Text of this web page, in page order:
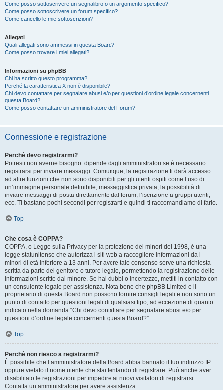
Come posso sottoscrivere un segnalibro o un argomento specifico?
Come posso sottoscrivere un forum specifico?
Come cancello le mie sottoscrizioni?
Allegati
Quali allegati sono ammessi in questa Board?
Come posso trovare i miei allegati?
Informazioni su phpBB
Chi ha scritto questo programma?
Perché la caratteristica X non è disponibile?
Chi devo contattare per segnalare abusi e/o per questioni d’ordine legale concernenti
questa Board?
Come posso contattare un amministratore del Forum?
Connessione e registrazione
Perché devo registrarmi?
Potresti non averne bisogno: dipende dagli amministratori se è necessario
registrarsi per inviare messaggi. Comunque, la registrazione ti darà accesso
ad altre funzioni che non sono disponibili per gli utenti ospiti come l’uso di
un’immagine personale definibile, messaggistica privata, la possibilità di
inviare messaggi di posta direttamente dal forum, l’iscrizione a gruppi utenti,
ecc. Ti bastano pochi secondi per registrarti e quindi ti raccomandiamo di farlo.
Top
Che cosa è COPPA?
COPPA, o Legge sulla Privacy per la protezione dei minori del 1998, è una
legge statunitense che autorizza i siti web a raccogliere informazioni da i
minori di età inferiore a 13 anni. Per avere tale consenso serve una richiesta
scritta da parte del genitore o tutore legale, permettendo la registrazione delle
informazioni scritte dal minore. Se hai dubbi o incertezze, mettiti in contatto con
un consulente legale per assistenza. Nota bene che phpBB Limited e il
proprietario di questa Board non possono fornire consigli legali e non sono un
punto di contatto per questioni legali di qualsiasi tipo, ad eccezione di quanto
indicato nella domanda “Chi devo contattare per segnalare abusi e/o per
questioni d’ordine legale concernenti questa Board?”.
Top
Perché non riesco a registrarmi?
È possibile che l’amministratore della Board abbia bannato il tuo indirizzo IP
oppure vietato il nome utente che stai tentando di registrare. Può anche aver
disabilitato le registrazioni per impedire ai nuovi visitatori di registrarsi.
Contatta un amministratore per avere assistenza.